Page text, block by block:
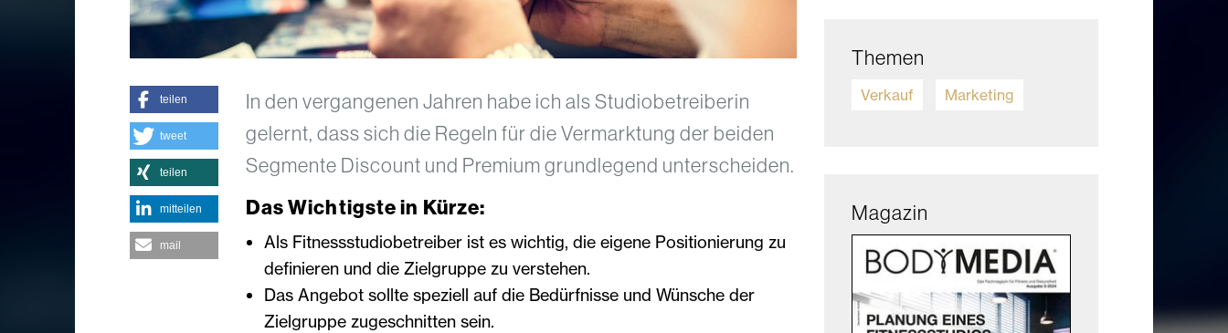
In den vergangenen Jahren habe ich als Studiobetreiberin
gelernt, dass sich die Regeln für die Vermarktung der beiden
Segmente Discount und Premium grundlegend unterscheiden.
Das Wichtigste in Kürze:
Als Fitnessstudiobetreiber ist es wichtig, die eigene Positionierung zu
definieren und die Zielgruppe zu verstehen.
Das Angebot sollte speziell auf die Bedürfnisse und Wünsche der
Zielgruppe zugeschnitten sein.
teilen
tweet
teilen
mitteilen
mail
Themen
Verkauf Marketing
Magazin